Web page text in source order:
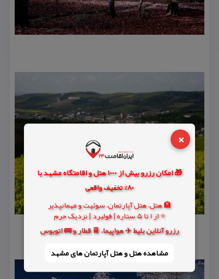
×
🎁 امکان رزرو بیش از 1000 هتل و اقامتگاه مشهد با
80% تخفیف واقعی
🏨 هتل، هتل آپارتمان، سوئیت و مهمانپذیر
⭐ از 1 تا 5 ستاره | فولبرد | نزدیک حرم
رزرو آنلاین بلیط ✈️ هواپیما، 🚆 قطار و 🚌 اتوبوس
مشاهده هتل و هتل‌ آپارتمان های مشهد